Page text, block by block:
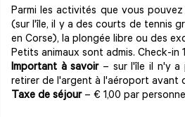
Parmi les activités que vous
(sur l'île, il y a des courts de tennis
en Corse), la plongée libre ou des
Petits animaux sont admis. Check-in
Important à savoir– sur l'île il n'y a
retirer de l'argent à l'aéroport avant
Taxe de séjour – € 1,00 par